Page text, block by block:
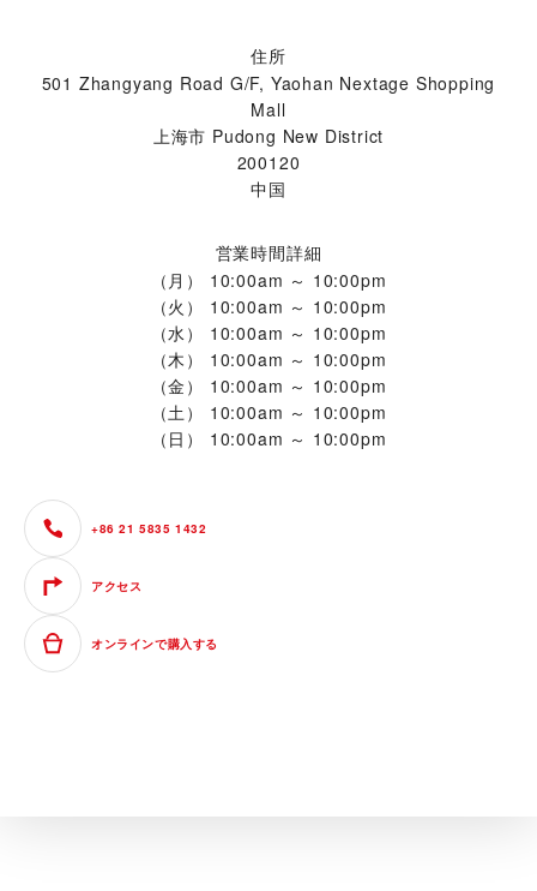
住所
501 Zhangyang Road G/F, Yaohan Nextage Shopping
Mall
上海市 Pudong New District
200120
中国
営業時間詳細
（月）
10:00am ～ 10:00pm
（火）
10:00am ～ 10:00pm
（水）
10:00am ～ 10:00pm
（木）
10:00am ～ 10:00pm
（金）
10:00am ～ 10:00pm
（土）
10:00am ～ 10:00pm
（日）
10:00am ～ 10:00pm
+86 21 5835 1432
アクセス
オンラインで購入する